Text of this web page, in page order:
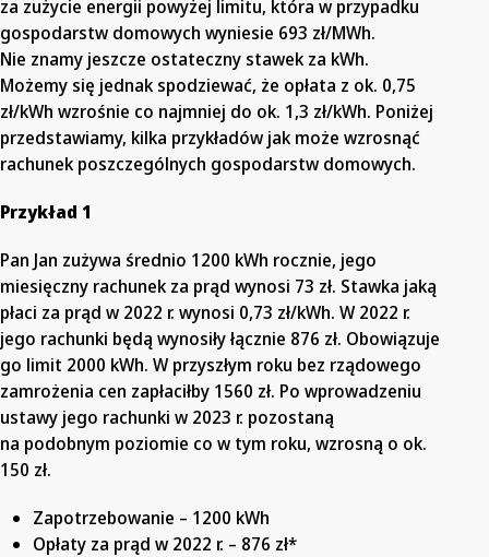
za zużycie energii powyżej limitu, która w przypadku
gospodarstw domowych wyniesie 693 zł/MWh.
Nie znamy jeszcze ostateczny stawek za kWh.
Możemy się jednak spodziewać, że opłata z ok. 0,75
zł/kWh wzrośnie co najmniej do ok. 1,3 zł/kWh. Poniżej
przedstawiamy, kilka przykładów jak może wzrosnąć
rachunek poszczególnych gospodarstw domowych.
Przykład 1
Pan Jan zużywa średnio 1200 kWh rocznie, jego
miesięczny rachunek za prąd wynosi 73 zł. Stawka jaką
płaci za prąd w 2022 r. wynosi 0,73 zł/kWh. W 2022 r.
jego rachunki będą wynosiły łącznie 876 zł. Obowiązuje
go limit 2000 kWh. W przyszłym roku bez rządowego
zamrożenia cen zapłaciłby 1560 zł. Po wprowadzeniu
ustawy jego rachunki w 2023 r. pozostaną
na podobnym poziomie co w tym roku, wzrosną o ok.
150 zł.
Zapotrzebowanie – 1200 kWh
Opłaty za prąd w 2022 r. – 876 zł*